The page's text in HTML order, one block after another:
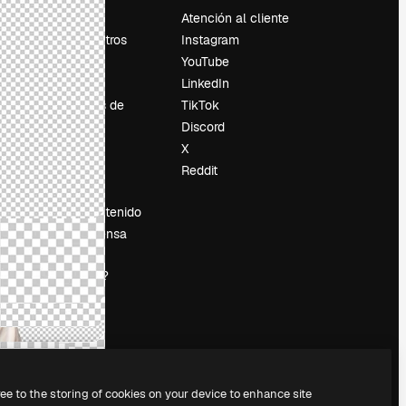
Precios
Sobre nosotros
Reviews
Empleo
Tendencias de
búsqueda
Blog
Eventos
Slidesgo
Vender contenido
Sala de prensa
¿Buscas
magnific.ai?
Atención al cliente
Instagram
YouTube
LinkedIn
TikTok
Discord
X
Reddit
to the storing of cookies on your device to enhance site